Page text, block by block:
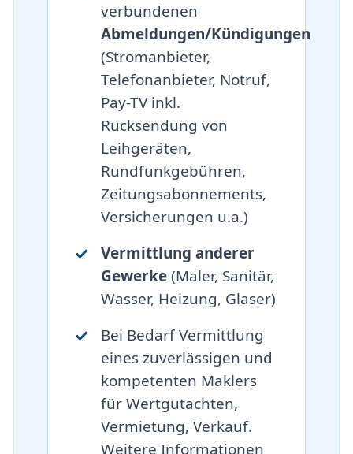
verbundenen
Abmeldungen/Kündigungen
(Stromanbieter,
Telefonanbieter, Notruf,
Pay-TV inkl.
Rücksendung von
Leihgeräten,
Rundfunkgebühren,
Zeitungsabonnements,
Versicherungen u.a.)
Vermittlung anderer
Gewerke(Maler, Sanitär,
Wasser, Heizung, Glaser)
Bei Bedarf Vermittlung
eines zuverlässigen und
kompetenten Maklers
für Wertgutachten,
Vermietung, Verkauf.
Weitere Informationen